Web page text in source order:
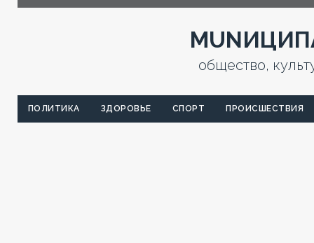
общество,
ПОЛИТИКА ЗДОРОВЬЕ СПОРТ ПРОИСШЕСТВИЯ